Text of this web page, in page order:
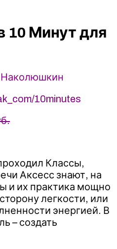
10 Минут для
Наколюшкин
10minutes
Классы,
Аксесс знают, на
и их практика мощно
легкости, или
энергией. В
– создать